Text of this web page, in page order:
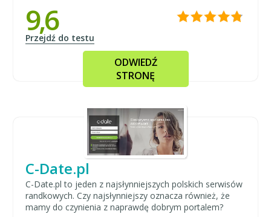
9,6
Przejdź do testu
ODWIEDŹ
STRONĘ
C-Date.pl
C-Date.pl to jeden z najsłynniejszych polskich serwisów
randkowych. Czy najsłynniejszy oznacza również, że
mamy do czynienia z naprawdę dobrym portalem?